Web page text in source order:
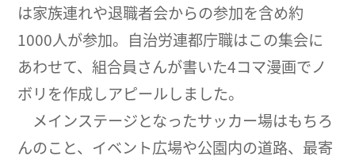
は家族連れや退職者会からの参加を含め約
1000人が参加。自治労連都庁職はこの集会に
あわせて、組合員さんが書いた4コマ漫画でノ
ボリを作成しアピールしました。
メインステージとなったサッカー場はもちろ
んのこと、イベント広場や公園内の道路、最寄